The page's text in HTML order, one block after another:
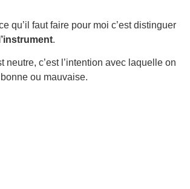
qu’il faut faire pour moi c’est distinguer
l’instrument.
neutre, c’est l’intention avec laquelle on
bonne ou mauvaise.